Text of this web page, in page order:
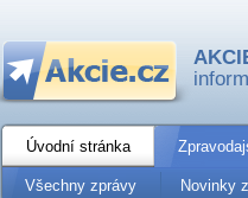
Úvodní stránka
Všechny zprávy Novinky